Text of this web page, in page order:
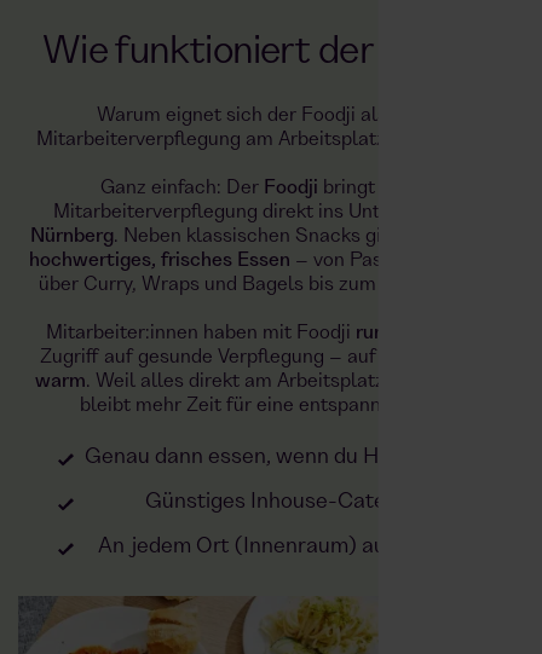
Wie funktioniert der Foodji?
Warum eignet sich der Foodji als ideale
Mitarbeiterverpflegung am Arbeitsplatz in
Ganz einfach: Der Foodji bringt frische
Mitarbeiterverpflegung direkt ins Unternehmen in
Nürnberg. Neben klassischen Snacks gibt es vor allem
hochwertiges, frisches Essen – von Pasta und Salaten
über Curry, Wraps und Bagels bis zum Schokoriegel.
Mitarbeiter:innen haben mit Foodji rund um die Uhr
Zugriff auf gesunde Verpflegung – auf Wunsch auch
warm. Weil alles direkt am Arbeitsplatz verfügbar ist,
bleibt mehr Zeit für eine entspannte Pause.
Genau dann essen, wenn du Hunger hast
Günstiges Inhouse-Catering
An jedem Ort (Innenraum) aufstellbar